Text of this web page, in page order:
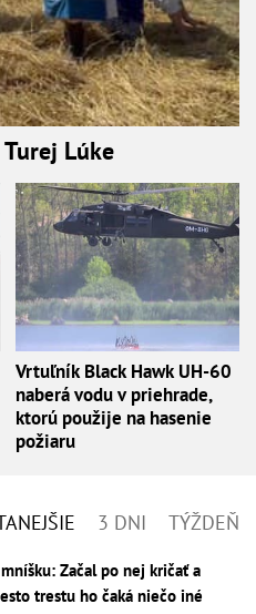
Lúke
Vrtuľník Black Hawk UH-60
naberá vodu v priehrade,
ktorú použije na hasenie
požiaru
3 DNI TÝŽDEŇ
Začal po nej kričať a
trestu ho čaká niečo iné